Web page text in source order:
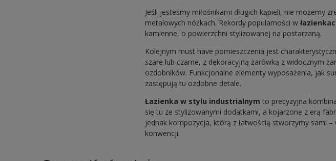
Jeśli jesteśmy miłośnikami długich kąpieli, nie możemy
metalowych nóżkach. Rekordy popularności w
kamienne, o powierzchni stylizowanej na postarzaną.
Kolejnym must have pomieszczenia jest
szare lub czarne, z dekoracyjną żarówką z widocznym
ozdobników. Funkcjonalne elementy wyposażenia, jak
zastępują tu ozdobne detale.
Łazienka w stylu industrialnym to precyzyjna
się tu ze stylizowanymi dodatkami, a kojarzone z erą
jednak kompozycja, którą z łatwością stworzymy sami
konwencji.